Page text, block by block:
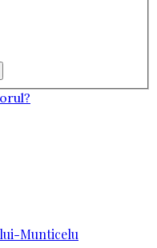
Munticelu